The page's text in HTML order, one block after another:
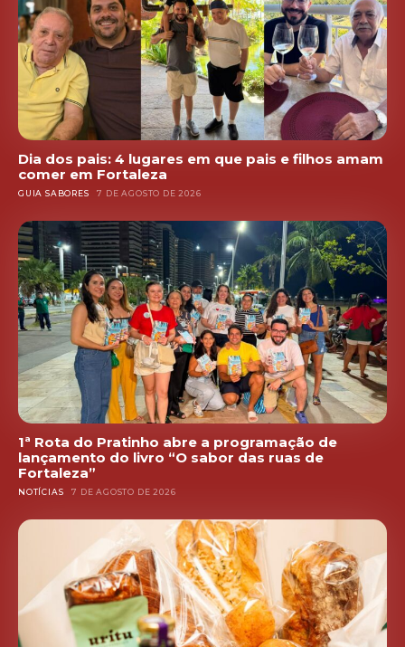
Dia dos pais: 4 lugares em que pais e filhos amam
comer em Fortaleza
GUIA SABORES 7 DE AGOSTO DE 2026
1ª Rota do Pratinho abre a programação de
lançamento do livro “O sabor das ruas de
Fortaleza”
NOTÍCIAS 7 DE AGOSTO DE 2026